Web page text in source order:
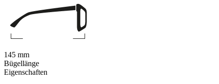
Eigenschaften
145 mm
Bügellänge